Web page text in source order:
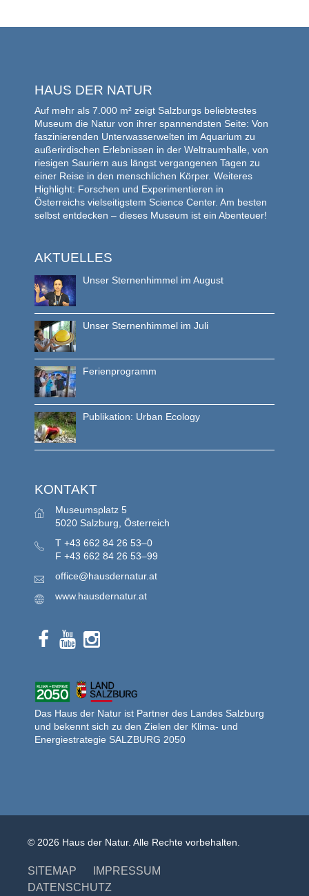
HAUS DER NATUR
Auf mehr als 7.000 m² zeigt Salzburgs beliebtestes
Museum die Natur von ihrer spannendsten Seite: Von
faszinierenden Unterwasserwelten im Aquarium zu
außerirdischen Erlebnissen in der Weltraumhalle, von
riesigen Sauriern aus längst vergangenen Tagen zu
einer Reise in den menschlichen Körper. Weiteres
Highlight: Forschen und Experimentieren in
Österreichs vielseitigstem Science Center. Am besten
selbst entdecken – dieses Museum ist ein Abenteuer!
AKTUELLES
Unser Sternenhimmel im August
Unser Sternenhimmel im Juli
Ferienprogramm
Publikation: Urban Ecology
KONTAKT
Museumsplatz 5
5020 Salzburg, Österreich
T +43 662 84 26 53–0
F +43 662 84 26 53–99
office@hausdernatur.at
www.hausdernatur.at
Das Haus der Natur ist Partner des Landes Salzburg
und bekennt sich zu den Zielen der Klima- und
Energiestrategie SALZBURG 2050
© 2026 Haus der Natur. Alle Rechte vorbehalten.
SITEMAP
IMPRESSUM
DATENSCHUTZ